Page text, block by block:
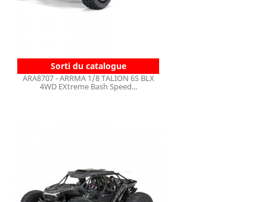
Sorti du catalogue
ARA8707 - ARRMA 1/8 TALION 6S BLX
4WD EXtreme Bash Speed...